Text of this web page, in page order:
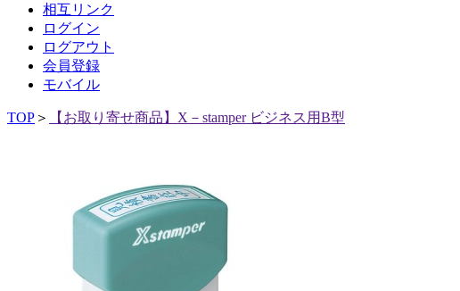
相互リンク
ログイン
ログアウト
会員登録
モバイル
TOP ＞ 【お取り寄せ商品】X－stamper ビジネス用B型